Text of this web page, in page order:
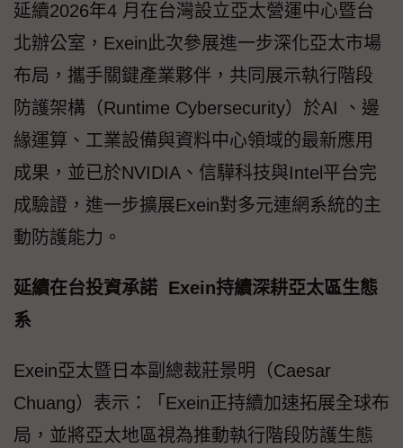
延續2026年4 月在台灣設立亞太營運中心暨台
北辦公室，Exein此次參展進一步深化亞太市場
布局，攜手關鍵產業夥伴，共同展示執行階段
防護架構（Runtime Cybersecurity）於AI 、邊
緣運算、工業設備與資料中心領域的最新應用
成果，並已於NVIDIA、信驊科技與Intel平台完
成驗證，進一步擴展Exein對多元連網系統的主
動防護能力。
延續在台投資承諾 Exein持續深耕亞太區生態
系
Exein亞太暨日本副總裁莊景明（Caesar
Chuang）表示：「Exein正持續加速拓展全球布
局，並將亞太地區視為推動執行階段防護生態